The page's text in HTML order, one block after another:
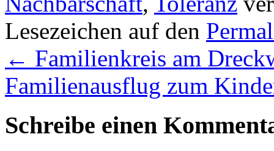
Lesezeichen auf den
← Familienkreis am
Familienausflug zum
Schreibe einen